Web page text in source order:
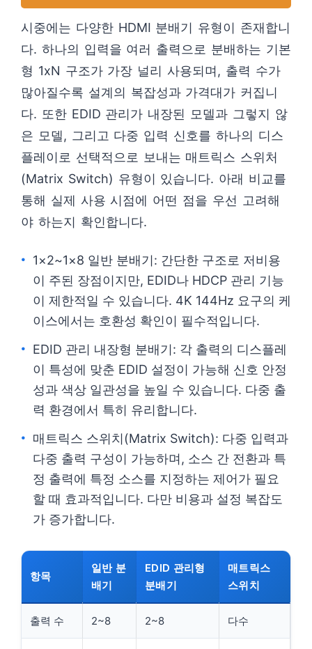
시중에는 다양한 HDMI 분배기 유형이 존재합니
다. 하나의 입력을 여러 출력으로 분배하는 기본
형 1xN 구조가 가장 널리 사용되며, 출력 수가
많아질수록 설계의 복잡성과 가격대가 커집니
다. 또한 EDID 관리가 내장된 모델과 그렇지 않
은 모델, 그리고 다중 입력 신호를 하나의 디스
플레이로 선택적으로 보내는 매트릭스 스위처
(Matrix Switch) 유형이 있습니다. 아래 비교를
통해 실제 사용 시점에 어떤 점을 우선 고려해
야 하는지 확인합니다.
1×2~1×8 일반 분배기: 간단한 구조로 저비용
이 주된 장점이지만, EDID나 HDCP 관리 기능
이 제한적일 수 있습니다. 4K 144Hz 요구의 케
이스에서는 호환성 확인이 필수적입니다.
EDID 관리 내장형 분배기: 각 출력의 디스플레
이 특성에 맞춘 EDID 설정이 가능해 신호 안정
성과 색상 일관성을 높일 수 있습니다. 다중 출
력 환경에서 특히 유리합니다.
매트릭스 스위치(Matrix Switch): 다중 입력과
다중 출력 구성이 가능하며, 소스 간 전환과 특
정 출력에 특정 소스를 지정하는 제어가 필요
할 때 효과적입니다. 다만 비용과 설정 복잡도
가 증가합니다.
항목
일반 분
배기
EDID 관리형
분배기
매트릭스
스위치
출력 수 2~8 2~8 다수